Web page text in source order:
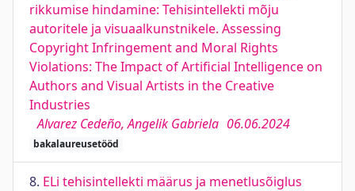
rikkumise hindamine: Tehisintellekti mõju
autoritele ja visuaalkunstnikele. Assessing
Copyright Infringement and Moral Rights
Violations: The Impact of Artificial Intelligence on
Authors and Visual Artists in the Creative
Industries
Alvarez Cedeño, Angelik Gabriela 06.06.2024
bakalaureusetööd
8. ELi tehisintellekti määrus ja menetlusõiglus